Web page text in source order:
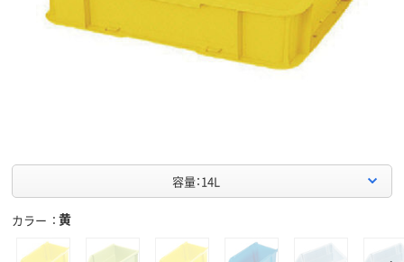
容量：14L
カラー 黄